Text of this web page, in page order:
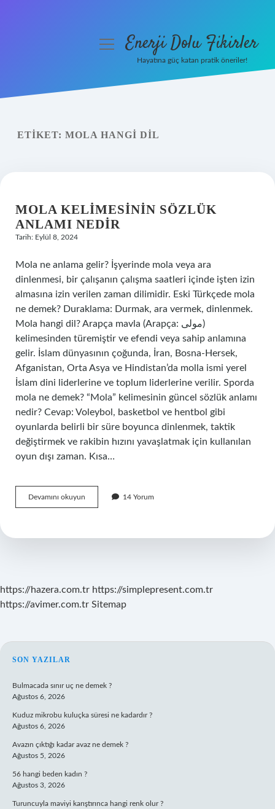
Yasal Uyarı
menüyüEnerji Dolu Fikirler
Hayatına güç katan pratik öneriler!
ETIKET: MOLA HANGI DIL
MOLA KELIMESININ SÖZLÜK
ANLAMI NEDIR
Tarih: Eylül 8, 2024
Mola ne anlama gelir? İşyerinde mola veya ara
dinlenmesi, bir çalışanın çalışma saatleri içinde işten izin
almasına izin verilen zaman dilimidir. Eski Türkçede mola
ne demek? Duraklama: Durmak, ara vermek, dinlenmek.
Mola hangi dil? Arapça mavla (Arapça: مولی)
kelimesinden türemiştir ve efendi veya sahip anlamına
gelir. İslam dünyasının çoğunda, İran, Bosna-Hersek,
Afganistan, Orta Asya ve Hindistan’da molla ismi yerel
İslam dini liderlerine ve toplum liderlerine verilir. Sporda
mola ne demek? “Mola” kelimesinin güncel sözlük anlamı
nedir? Cevap: Voleybol, basketbol ve hentbol gibi
oyunlarda belirli bir süre boyunca dinlenmek, taktik
değiştirmek ve rakibin hızını yavaşlatmak için kullanılan
oyun dışı zaman. Kısa…
Devamını okuyun
Kelimesinin
Nedir
14 Yorum
https://hazera.com.tr https://simplepresent.com.tr
https://avimer.com.tr Sitemap
SIDEBAR
SON YAZILAR
Bulmacada sınır uç ne demek ?
Ağustos 6, 2026
Kuduz mikrobu kuluçka süresi ne kadardır ?
Ağustos 6, 2026
Avazın çıktığı kadar avaz ne demek ?
Ağustos 5, 2026
56 hangi beden kadın ?
Ağustos 3, 2026
Turuncuyla maviyi karıştırınca hangi renk olur ?